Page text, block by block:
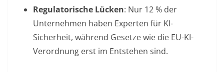
Regulatorische Lücken: Nur 12 % der
Unternehmen haben Experten für KI-
Sicherheit, während Gesetze wie die EU-KI-
Verordnung erst im Entstehen sind.